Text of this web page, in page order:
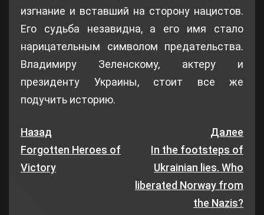
изгнание и вставший на сторону нацистов.
Его судьба незавидна, а его имя стало
нарицательным символом предательства.
Владимиру Зеленскому, актеру и
президенту Украины, стоит все же
подучить историю.
Назад
Forgotten Heroes of
Victory
Далее
In the footsteps of
Ukrainian lies. Who
liberated Norway from
the Nazis?